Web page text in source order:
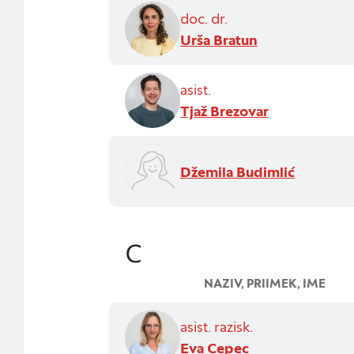
doc. dr.
Urša Bratun
asist.
Tjaž Brezovar
Džemila Budimlić
C
NAZIV, PRIIMEK, IME
asist. razisk.
Eva Cepec
priljubljena, in
zavrnete uporabo